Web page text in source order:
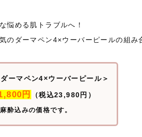
悩める肌トラブルへ！
のダーマペン4×ウーバーピールの組み
ダーマペン4×ウーバーピール＞
円 （税込23,980円）
酔込みの価格です。